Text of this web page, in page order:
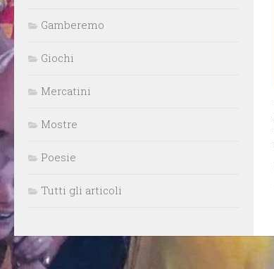
Gamberemo
Giochi
Mercatini
Mostre
Poesie
Tutti gli articoli